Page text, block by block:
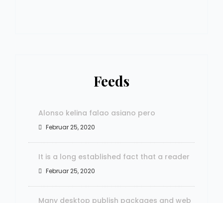
Feeds
Alonso kelina falao asiano pero
Februar 25, 2020
It is a long established fact that a reader
Februar 25, 2020
Many desktop publish packages and web